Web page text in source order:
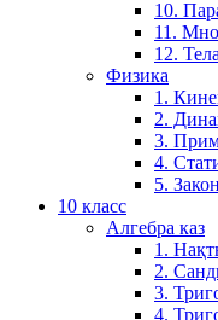
10.
11.
12.
Физика
1.
2.
3.
4.
5.
10 класс
Алгебра каз
1.
2.
3.
4.